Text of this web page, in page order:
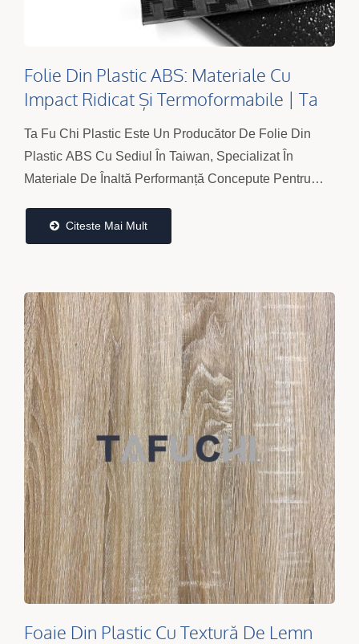
Folie Din Plastic ABS: Materiale Cu
Impact Ridicat Și Termoformabile | Ta
Fu Chi
Ta Fu Chi Plastic Este Un Producător De Folie Din
Plastic ABS Cu Sediul În Taiwan, Specializat În
Materiale De Înaltă Performanță Concepute Pentru
Calitate...Citeste Mai Mult
Foaie Din Plastic Cu Textură De Lemn